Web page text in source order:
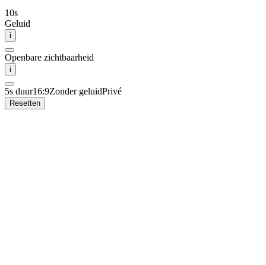
10s
Geluid
i
Openbare zichtbaarheid
i
5s duur16:9Zonder geluidPrivé
Resetten